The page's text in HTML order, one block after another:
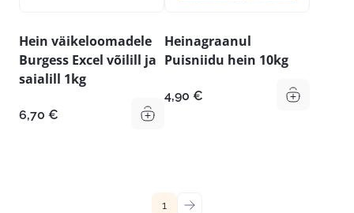
Hein väikeloomadele
Burgess Excel võilill ja
saialill 1kg
6,70 €
Heinagraanul
Puisniidu hein 10kg
4,90 €
1 →